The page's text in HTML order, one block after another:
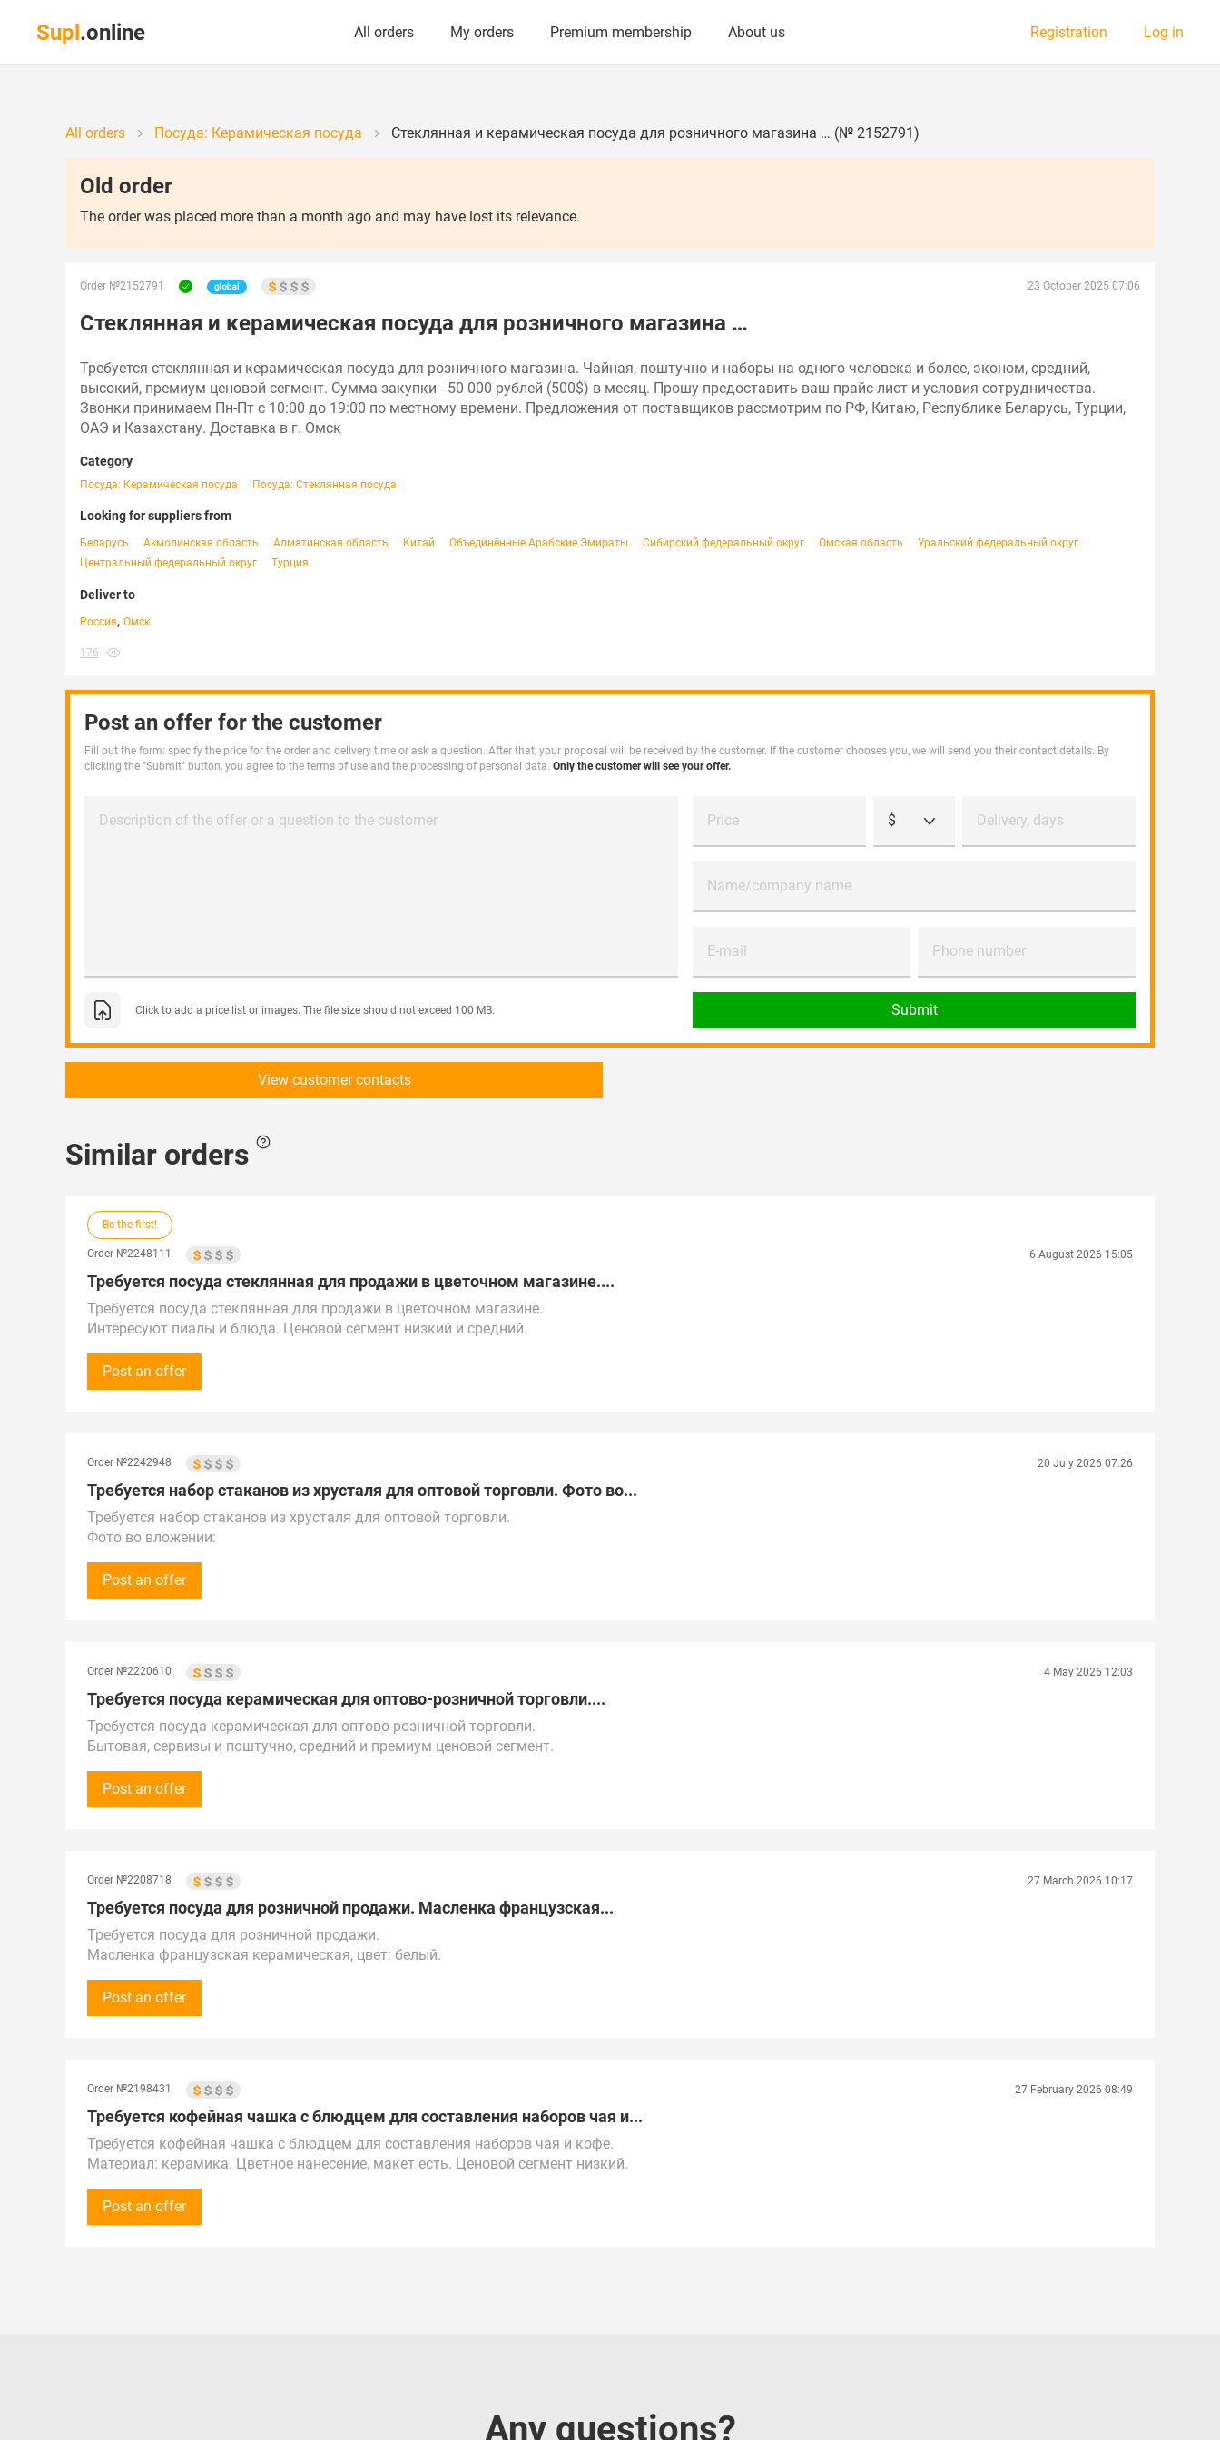
Supl.online All orders My orders Premium membership About us Registration Log in
All orders Посуда: Керамическая посуда Стеклянная и керамическая посуда для розничного магазина … (№ 2152791)
Old order
The order was placed more than a month ago and may have lost its relevance.
Order №2152791 23 October 2025 07:06
Стеклянная и керамическая посуда для розничного магазина …
Требуется стеклянная и керамическая посуда для розничного магазина. Чайная, поштучно и наборы на одного человека и более, эконом, средний,
высокий, премиум ценовой сегмент. Сумма закупки - 50 000 рублей (500$) в месяц. Прошу предоставить ваш прайс-лист и условия сотрудничества.
Звонки принимаем Пн-Пт с 10:00 до 19:00 по местному времени. Предложения от поставщиков рассмотрим по РФ, Китаю, Республике Беларусь, Турции,
ОАЭ и Казахстану. Доставка в г. Омск
Category
Посуда: Керамическая посуда Посуда: Стеклянная посуда
Looking for suppliers from
Беларусь Акмолинская область Алматинская область Китай Объединённые Арабские Эмираты Сибирский федеральный округ Омская область
Уральский федеральный округ
Центральный федеральный округ
Турция
Deliver to
Россия, Омск
176
Post an offer for the customer
Fill out the form: specify the price for the order and delivery time or ask a question. After that, your proposal will be received by the customer. If the customer chooses you, we will send you their contact details. By
clicking the "Submit" button, you agree to the terms of use and the processing of personal data. Only the customer will see your offer.
Description of the offer or a question to the customer Price $ Delivery, days
Name/company name
E-mail Phone number
Click to add a price list or images. The file size should not exceed 100 MB. Submit
View customer contacts
Similar orders
Be the first!
Order №2248111 6 August 2026 15:05
Требуется посуда стеклянная для продажи в цветочном магазине....
Требуется посуда стеклянная для продажи в цветочном магазине.
Интересуют пиалы и блюда. Ценовой сегмент низкий и средний.
Звонки принимаем с 10:00 до 18:00 по времени Москвы.
Предложения от поставщиков рассматриваем по всей России, Кыргызстану, Казахстану, ОАЭ, Китаю,
Post an offer
Order №2242948 20 July 2026 07:26
Требуется набор стаканов из хрусталя для оптовой торговли. Фото во...
Требуется набор стаканов из хрусталя для оптовой торговли.
Фото во вложении:
Объём закупки - 20 шт.
Звонки принимаем Пн-Пт с 9:30 до 17:30 по местному времени.
Post an offer
Order №2220610 4 May 2026 12:03
Требуется посуда керамическая для оптово-розничной торговли....
Требуется посуда керамическая для оптово-розничной торговли.
Бытовая, сервизы и поштучно, средний и премиум ценовой сегмент.
Звонки принимаем каждый день с 11:00 до 20:00 по местному времени, предпочтительный способ
про электронной почте.
Post an offer
Order №2208718 27 March 2026 10:17
Требуется посуда для розничной продажи. Масленка французская...
Требуется посуда для розничной продажи.
Масленка французская керамическая, цвет: белый.
Готовы принимать звонки с 13:00 до 15:00 по МСК.
Предложения от поставщиков рассматриваем по всей России, Казахстану, ОАЭ, Китаю, Турции и
Post an offer
Order №2198431 27 February 2026 08:49
Требуется кофейная чашка с блюдцем для составления наборов чая и...
Требуется кофейная чашка с блюдцем для составления наборов чая и кофе.
Материал: керамика. Цветное нанесение, макет есть. Ценовой сегмент низкий.
Звонки принимаем с 12:00 до 17:00 по времени Москвы.
Предложения рассмотрим по всей России, Казахстану, Беларуси, Турции, ОАЭ и Китаю.
Post an offer
Any questions?